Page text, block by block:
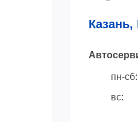
Казань,
пн-сб:
вс: